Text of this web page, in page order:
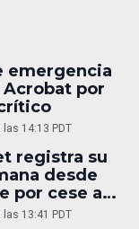
emergencia
por
las 14:13 PDT
registra su
desde
por cese al
EU e Irán
las 13:41 PDT